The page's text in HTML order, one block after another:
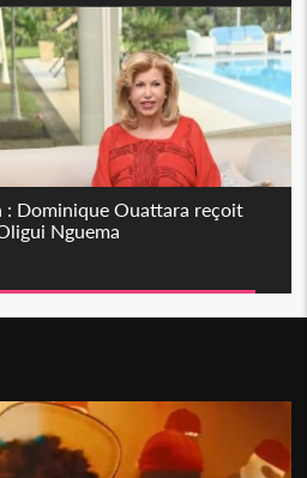
: Dominique Ouattara reçoit
Nguema